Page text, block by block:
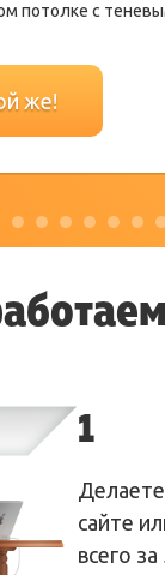
потолке с
же!
1
Делаете
сайте
всего